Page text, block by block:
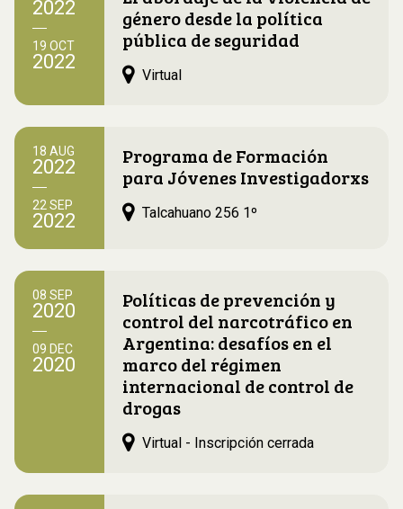
2022
19 OCT
2022
género desde la política
pública de seguridad
Virtual
18 AUG
2022
22 SEP
2022
Programa de Formación
para Jóvenes Investigadorxs
Talcahuano 256 1º
08 SEP
2020
09 DEC
2020
Políticas de prevención y
control del narcotráfico en
Argentina: desafíos en el
marco del régimen
internacional de control de
drogas
Virtual - Inscripción cerrada